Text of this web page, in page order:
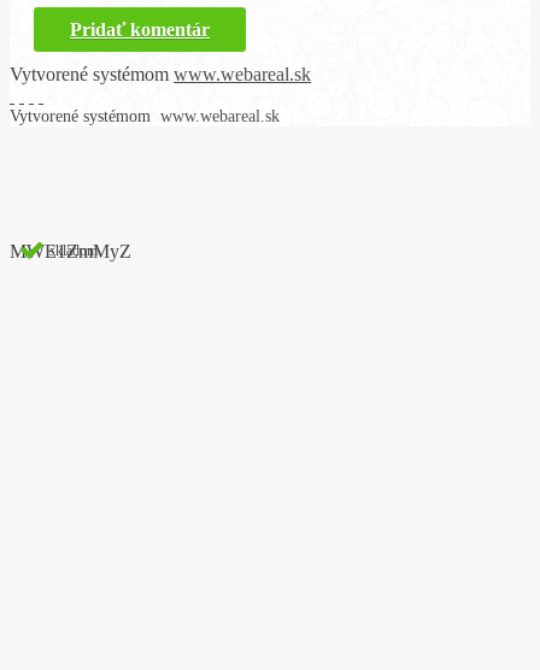
skladom
Pridať komentár
Vytvorené systémom www.webareal.sk
Vytvorené systémom www.webareal.sk
MWE1ZmMyZ